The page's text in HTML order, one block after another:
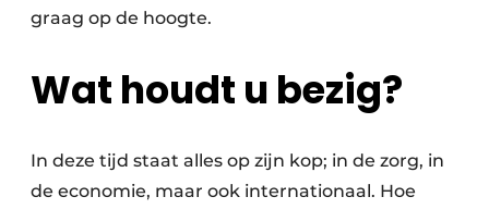
graag op de hoogte.
Wat houdt u bezig?
In deze tijd staat alles op zijn kop; in de zorg, in
de economie, maar ook internationaal. Hoe